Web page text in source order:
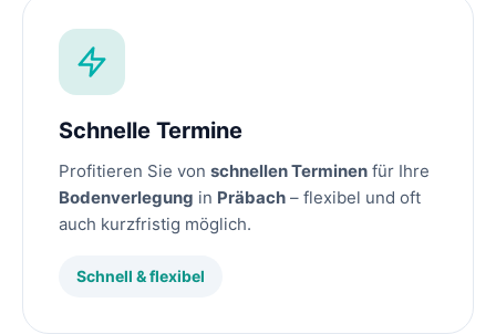
Schnelle Termine
Profitieren Sie von schnellen Terminen für Ihre
Bodenverlegung in Präbach – flexibel und oft
auch kurzfristig möglich.
Schnell & flexibel